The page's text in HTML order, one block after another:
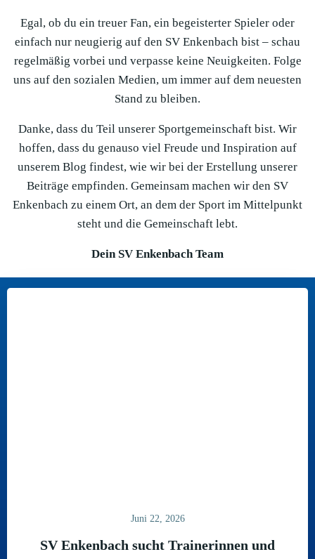
Egal, ob du ein treuer Fan, ein begeisterter Spieler oder
einfach nur neugierig auf den SV Enkenbach bist – schau
regelmäßig vorbei und verpasse keine Neuigkeiten. Folge
uns auf den sozialen Medien, um immer auf dem neuesten
Stand zu bleiben.
Danke, dass du Teil unserer Sportgemeinschaft bist. Wir
hoffen, dass du genauso viel Freude und Inspiration auf
unserem Blog findest, wie wir bei der Erstellung unserer
Beiträge empfinden. Gemeinsam machen wir den SV
Enkenbach zu einem Ort, an dem der Sport im Mittelpunkt
steht und die Gemeinschaft lebt.
Dein SV Enkenbach Team
Juni 22, 2026
SV Enkenbach sucht Trainerinnen und